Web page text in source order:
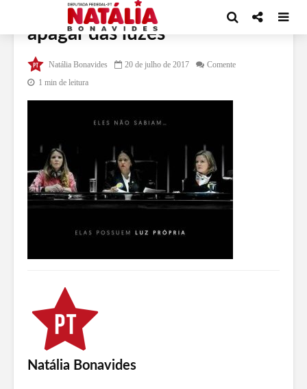
apagar das luzes
Natália Bonavides 20 de julho de 2017
Comente
1 min de leitura
Natália Bonavides